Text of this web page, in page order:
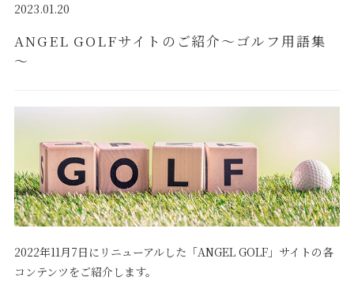
2023.01.20
ANGEL GOLFサイトのご紹介～ゴルフ用語集
～
2022年11月7日にリニューアルした「ANGEL GOLF」サイトの各
コンテンツをご紹介します。